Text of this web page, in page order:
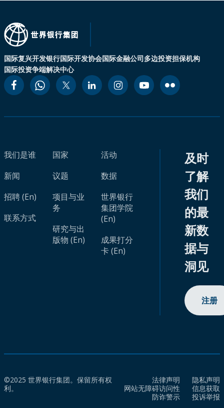
国际复兴开发银行国际开发协会国际金融公司多边投资担保机构
国际投资争端解决中心
我们是谁
新闻
招聘 (En)
联系方式
国家
议题
项目与业
务
研究与出
版物 (En)
活动
数据
世界银行
集团学院
(En)
成果打分
卡 (En)
及时
了解
我们
的最
新数
据与
洞见
注册
©2025 世界银行集团。保留所有权
利。
法律声明
隐私声明
网站无障碍访问性
信息获取
防诈警示
投诉举报